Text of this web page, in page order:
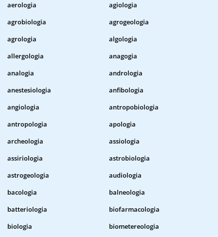
aerologia
agiologia
agrobiologia
agrogeologia
agrologia
algologia
allergologia
anagogia
analogia
andrologia
anestesiologia
anfibologia
angiologia
antropobiologia
antropologia
apologia
archeologia
assiologia
assiriologia
astrobiologia
astrogeologia
audiologia
bacologia
balneologia
batteriologia
biofarmacologia
biologia
biometereologia